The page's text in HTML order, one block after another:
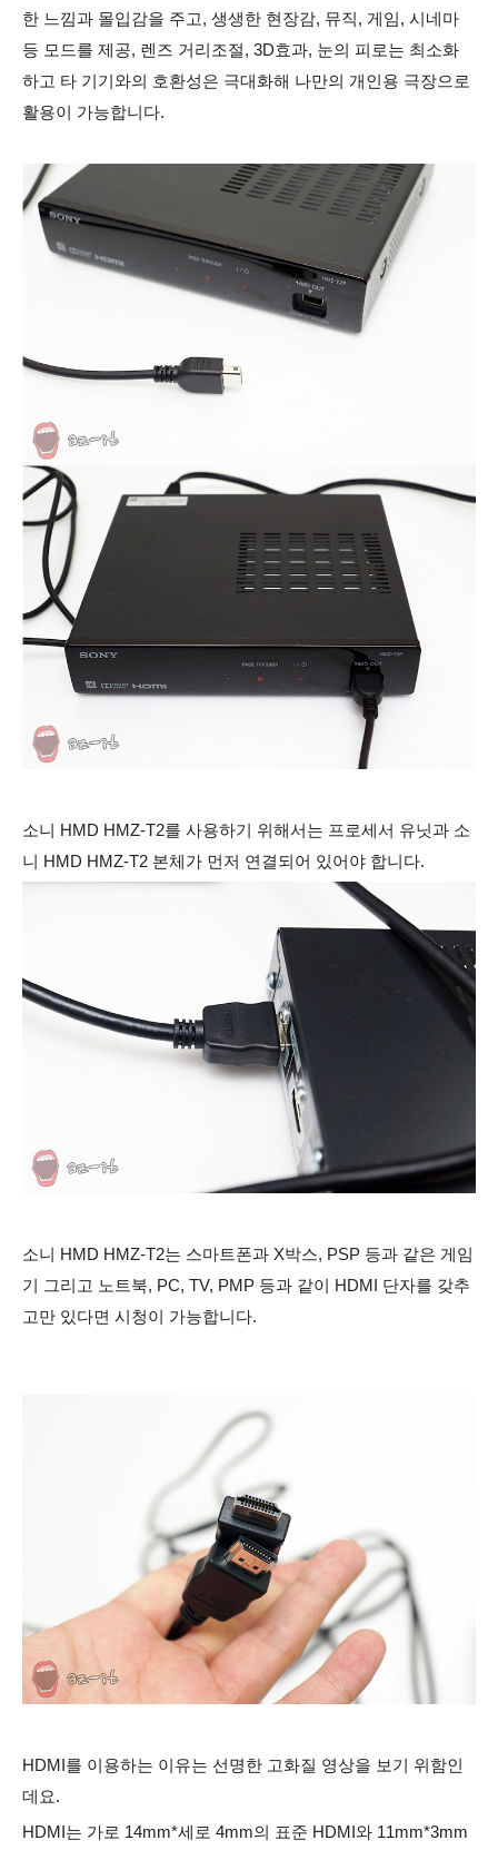
한 느낌과 몰입감을 주고, 생생한 현장감, 뮤직, 게임, 시네마
등 모드를 제공, 렌즈 거리조절, 3D효과, 눈의 피로는 최소화
하고 타 기기와의 호환성은 극대화해 나만의 개인용 극장으로
활용이 가능합니다.
소니 HMD HMZ-T2를 사용하기 위해서는 프로세서 유닛과 소
니 HMD HMZ-T2 본체가 먼저 연결되어 있어야 합니다.
소니 HMD HMZ-T2는 스마트폰과 X박스, PSP 등과 같은 게임
기 그리고 노트북, PC, TV, PMP 등과 같이 HDMI 단자를 갖추
고만 있다면 시청이 가능합니다.
HDMI를 이용하는 이유는 선명한 고화질 영상을 보기 위함인
데요.
HDMI는 가로 14mm*세로 4mm의 표준 HDMI와 11mm*3mm